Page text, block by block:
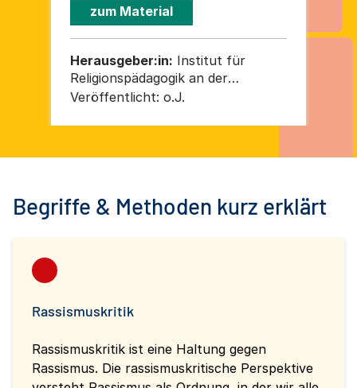
zum Material
Herausgeber:in: Institut für
Religionspädagogik an der
Universität Leipzig/ZEOK e. V.
Veröffentlicht: o.J.
Begriffe & Methoden kurz erklärt
Rassismuskritik
Rassismuskritik ist eine Haltung gegen
Rassismus. Die rassismuskritische Perspektive